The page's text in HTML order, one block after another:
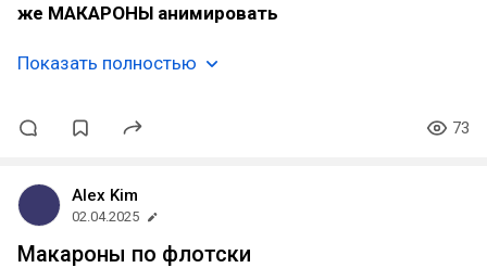
же МАКАРОНЫ анимировать
Показать полностью
73
Alex Kim
02.04.2025
Макароны по флотски